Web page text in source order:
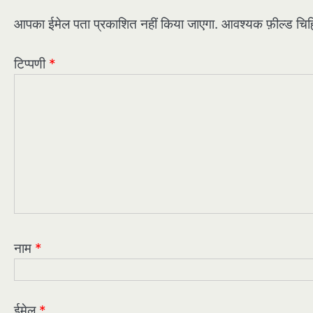
आपका ईमेल पता प्रकाशित नहीं किया जाएगा. आवश्यक फ़ील्ड
टिप्पणी *
नाम *